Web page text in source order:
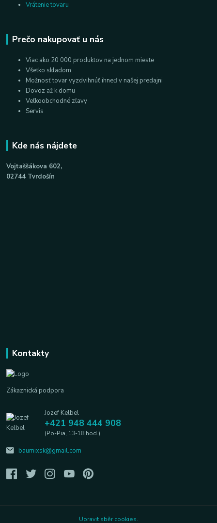
Vrátenie tovaru
Prečo nakupovať u nás
Viac ako 20 000 produktov na jednom mieste
Všetko skladom
Možnosť tovar vyzdvihnúť ihneď v našej predajni
Dovoz až k domu
Veľkoobchodné zľavy
Servis
Kde nás nájdete
Vojtaššákova 602,
02744 Tvrdošín
Kontakty
Zákaznická podpora
Jozef Kelbel
+421 948 444 908
(Po-Pia, 13-18 hod.)
baumixsk@gmail.com
Upravit sběr cookies.